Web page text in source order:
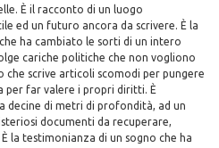
È il racconto di un luogo
ed un futuro ancora da scrivere. È la
ha cambiato le sorti di un intero
cariche politiche che non vogliono
che scrive articoli scomodi per pungere
per far valere i propri diritti. È
decine di metri di profondità, ad un
documenti da recuperare,
la testimonianza di un sogno che ha